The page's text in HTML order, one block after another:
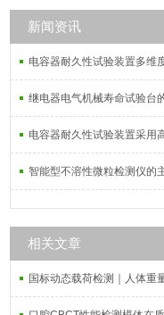
新闻资讯
电容器耐久性试验装置多维
继电器电气机械寿命试验台
电容器耐久性试验装置采用
智能型不溶性微粒检测仪的
相关文章
国标动态载荷检测｜人体重